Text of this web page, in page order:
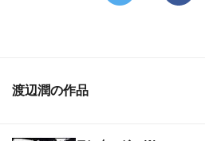
渡辺潤の作品